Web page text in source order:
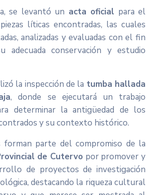
se levantó un acta oficial para el
líticas encontradas, las cuales
analizadas y evaluadas con el fin
adecuada conservación y estudio
la inspección de la tumba hallada
, donde se ejecutará un trabajo
determinar la antigüedad de los
y su contexto histórico.
forman parte del compromiso de la
de Cutervo por promover y
de proyectos de investigación
destacando la riqueza cultural